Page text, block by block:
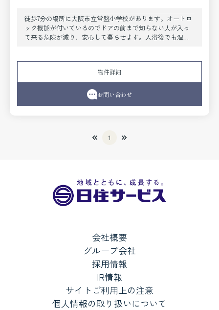
徒歩7分の場所に大阪市立常盤小学校があります。オートロ
ック機能が付いているのでドアの前まで知らない人が入っ
て来る危険が減り、安心して暮らせます。入浴後でも湿気
人が日勤で警備している物件なら、留守中でも安心です。
こちらの物件はエレベーター付きです。当社は大阪市阿倍
野区に密着しており、多種多様な賃貸住宅情報をお取り扱
いしております。ご希望の条件がございましたら、当社へ
物件詳細
お問い合わせ
1
会社概要
グループ会社
採用情報
IR情報
サイトご利用上の注意
個人情報の取り扱いについて